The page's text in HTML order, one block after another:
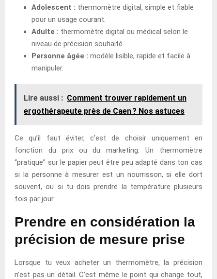
Adolescent : thermomètre digital, simple et fiable
pour un usage courant.
Adulte : thermomètre digital ou médical selon le
niveau de précision souhaité.
Personne âgée : modèle lisible, rapide et facile à
manipuler.
Lire aussi : Comment trouver rapidement un
ergothérapeute près de Caen ? Nos astuces
Ce qu’il faut éviter, c’est de choisir uniquement en
fonction du prix ou du marketing. Un thermomètre
“pratique” sur le papier peut être peu adapté dans ton cas
si la personne à mesurer est un nourrisson, si elle dort
souvent, ou si tu dois prendre la température plusieurs
fois par jour.
Prendre en considération la
précision de mesure prise
Lorsque tu veux acheter un thermomètre, la précision
n’est pas un détail. C’est même le point qui change tout,